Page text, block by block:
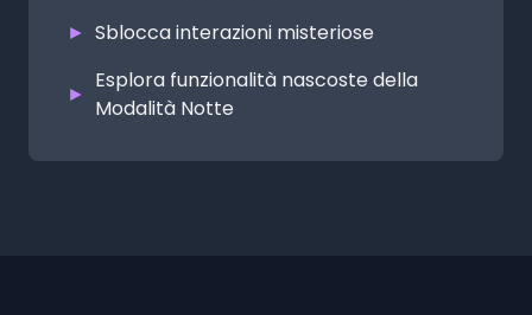
► Sblocca interazioni misteriose
►
Esplora funzionalità nascoste della
Modalità Notte